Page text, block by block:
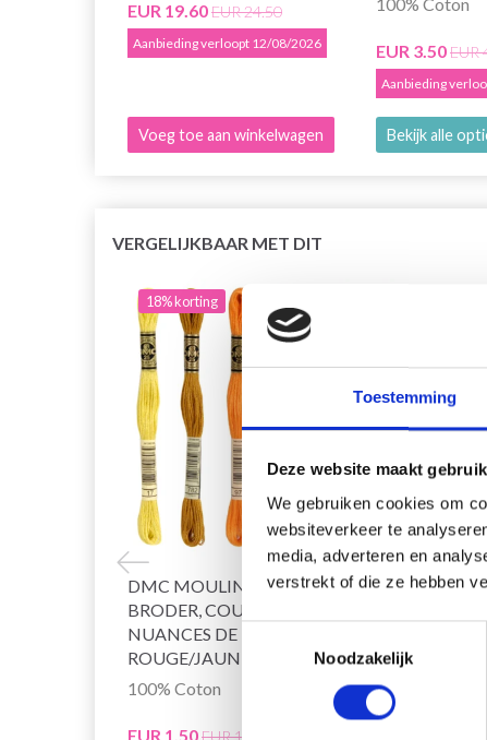
Toestemming
Deze website maakt
We gebruiken cookies om
websiteverkeer te
media, adverteren en
verstrekt of die ze hebben
Noodzakelijk
EUR 19.60EUR 24.50
Aanbieding verloopt 12/08/2026
Voeg toe aan winkelwagen
EUR 3.50EUR
Aanbieding
Bekijk alle
VERGELIJKBAAR MET DIT
18% korting
DMC MOULINÉ SPÉCIAL 25 FIL À
BRODER, COULEURS UNIES,
NUANCES DE
ROUGE/JAUNE/ORANGE
100% Coton
EUR 1.50EUR 1.85